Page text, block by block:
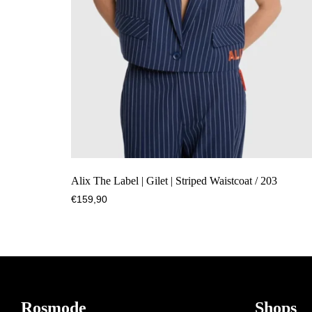
Alix The Label | Gilet | Striped Waistcoat / 203
€159,90
Rosmode Shops